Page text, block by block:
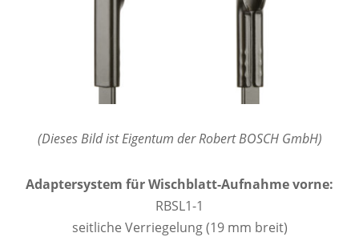
(Dieses Bild ist Eigentum der Robert BOSCH GmbH)
Adaptersystem für Wischblatt-Aufnahme vorne:
RBSL1-1
seitliche Verriegelung (19 mm breit)